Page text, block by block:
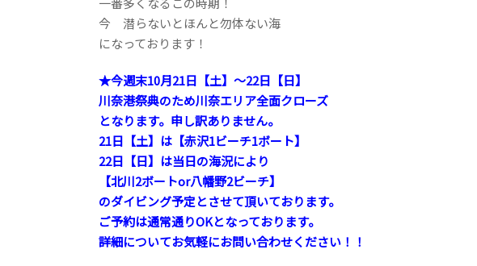
今 潜らないとほんと勿体ない海
になっております！
★今週末10月21日【土】～22日【日】
川奈港祭典のため川奈エリア全面クローズ
となります。申し訳ありません。
21日【土】は【赤沢1ビーチ1ボート】
22日【日】は当日の海況により
【北川2ボートor八幡野2ビーチ】
のダイビング予定とさせて頂いております。
ご予約は通常通りOKとなっております。
詳細についてお気軽にお問い合わせください！！